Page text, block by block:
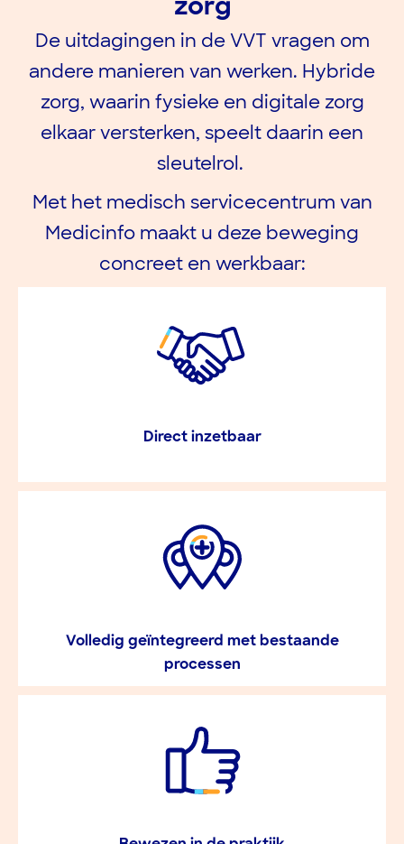
zorg
De uitdagingen in de VVT vragen om
andere manieren van werken. Hybride
zorg, waarin fysieke en digitale zorg
elkaar versterken, speelt daarin een
sleutelrol.
Met het medisch servicecentrum van
Medicinfo maakt u deze beweging
concreet en werkbaar:
Direct inzetbaar
Volledig geïntegreerd met bestaande
processen